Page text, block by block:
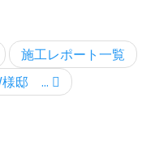
施工レポート一覧
邸 ...